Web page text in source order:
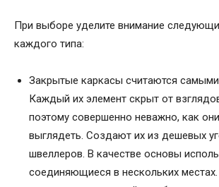
При выборе уделите внимание
каждого типа:
Закрытые каркасы считаются
Каждый их элемент скрыт от
поэтому совершенно неважно, как
выглядеть. Создают их из дешевых
швеллеров. В качестве основы
соединяющиеся в нескольких местах.